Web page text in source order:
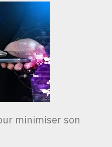
minimiser son